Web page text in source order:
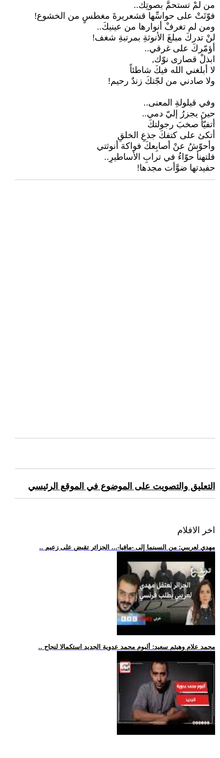
من لمْ تستحمَّ بصوتِك..
فوّتَتْ على حواسِّها قشعريرةَ مغطسٍ من الخشوع!
ومن لم تغرفْ أنوارها من عينيكَ..
لنْ تدركَ مبلغَ الأنوثةِ بمرتبةِ شغف!
أؤمّركَ على غرقي..
ابذلْ قصارى نوّك,
لا أبلغني الله فيكَ شاطئاً
ولا صادني من لجّتكَ زندٌ رحيم!
وفي قيلولةِ المعنى..
حينَ يجزرُ إليّ دمي..
أتفيّأ صخبَ رجولتكَ
أتكئ على كتفكَ جذعِ الخلقِ
وأحوّشُ عنْ أصابِعكَ فواكهَ أنوثتي
فلتهنأ حوّاءُ في ترابِ الأساطيرِ..
حفيدتها ضوَّأت مجدها!
التعليق والتصويت على الموضوع في الموقع الرئيسي
اخر الافلام
.. مهدي لعريبي: من السينما إلى -مافيا-... الجزائر تقبض على زعيم
.. محمد علام وهيثم سعيد: ألبوم محمد عدوية الجديد استكمالا لنجاح